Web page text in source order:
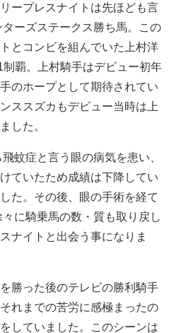
ープレスナイトは先ほども言
ーズステークス勝ち馬。この
とコンビを組んでいた上村洋
覇。上村騎手はデビュー初年
のホープとして期待されてい
ススズカもデビュー当時は上
した。
蚊症と言う眼の病気を患い、
ていたため成績は下降してい
た。その後、眼の手術を経て
に騎乗馬の数・質も取り戻し
ナイトと出会う事になりま
勝った後のテレビの勝利騎手
れまでの苦労に感極まったの
していました。このシーンは